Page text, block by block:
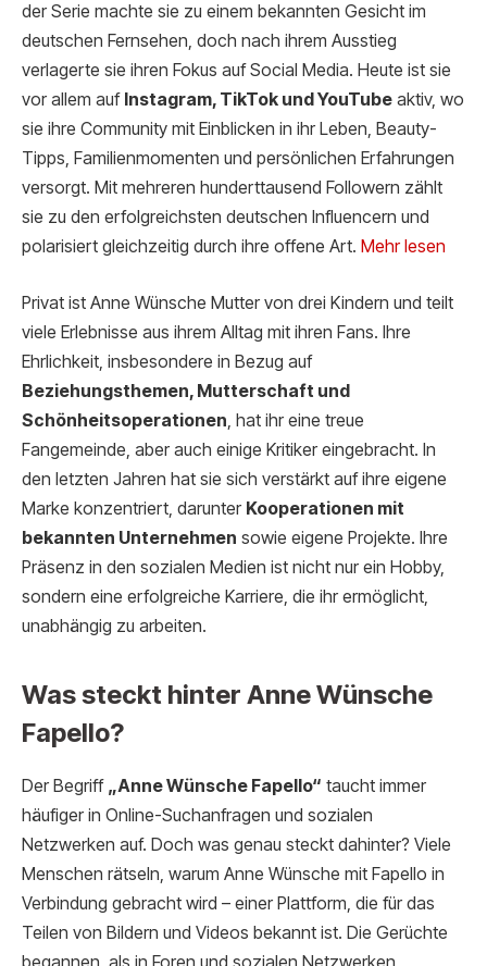
der Serie machte sie zu einem bekannten Gesicht im
deutschen Fernsehen, doch nach ihrem Ausstieg
verlagerte sie ihren Fokus auf Social Media. Heute ist sie
vor allem auf Instagram, TikTok und YouTube aktiv, wo
sie ihre Community mit Einblicken in ihr Leben, Beauty-
Tipps, Familienmomenten und persönlichen Erfahrungen
versorgt. Mit mehreren hunderttausend Followern zählt
sie zu den erfolgreichsten deutschen Influencern und
polarisiert gleichzeitig durch ihre offene Art. Mehr lesen
Privat ist Anne Wünsche Mutter von drei Kindern und teilt
viele Erlebnisse aus ihrem Alltag mit ihren Fans. Ihre
Ehrlichkeit, insbesondere in Bezug auf
Beziehungsthemen, Mutterschaft und
Schönheitsoperationen, hat ihr eine treue
Fangemeinde, aber auch einige Kritiker eingebracht. In
den letzten Jahren hat sie sich verstärkt auf ihre eigene
Marke konzentriert, darunter Kooperationen mit
bekannten Unternehmen sowie eigene Projekte. Ihre
Präsenz in den sozialen Medien ist nicht nur ein Hobby,
sondern eine erfolgreiche Karriere, die ihr ermöglicht,
unabhängig zu arbeiten.
Was steckt hinter Anne Wünsche
Fapello?
Der Begriff „Anne Wünsche Fapello“ taucht immer
häufiger in Online-Suchanfragen und sozialen
Netzwerken auf. Doch was genau steckt dahinter? Viele
Menschen rätseln, warum Anne Wünsche mit Fapello in
Verbindung gebracht wird – einer Plattform, die für das
Teilen von Bildern und Videos bekannt ist. Die Gerüchte